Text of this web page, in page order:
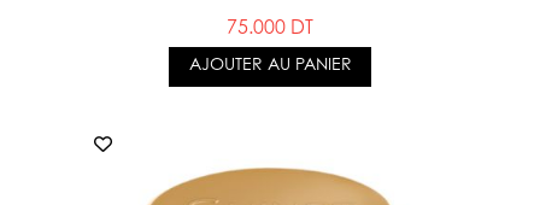
75.000 DT
AJOUTER AU PANIER